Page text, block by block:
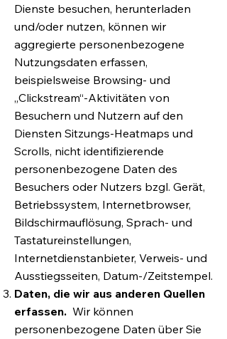
Dienste besuchen, herunterladen
und/oder nutzen, können wir
aggregierte personenbezogene
Nutzungsdaten erfassen,
beispielsweise Browsing- und
„Clickstream“-Aktivitäten von
Besuchern und Nutzern auf den
Diensten Sitzungs-Heatmaps und
Scrolls, nicht identifizierende
personenbezogene Daten des
Besuchers oder Nutzers bzgl. Gerät,
Betriebssystem, Internetbrowser,
Bildschirmauflösung, Sprach- und
Tastatureinstellungen,
Internetdienstanbieter, Verweis- und
Ausstiegsseiten, Datum-/Zeitstempel.
Daten, die wir aus anderen Quellen
erfassen. Wir können
personenbezogene Daten über Sie